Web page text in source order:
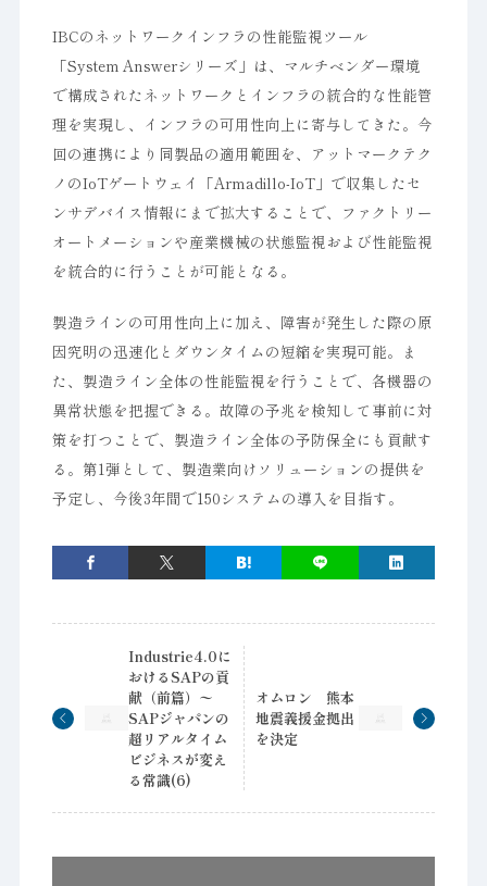
IBCのネットワークインフラの性能監視ツール
「System Answerシリーズ」は、マルチベンダー環境
で構成されたネットワークとインフラの統合的な性能管
理を実現し、インフラの可用性向上に寄与してきた。今
回の連携により同製品の適用範囲を、アットマークテク
ノのIoTゲートウェイ「Armadillo-IoT」で収集したセ
ンサデバイス情報にまで拡大することで、ファクトリー
オートメーションや産業機械の状態監視および性能監視
を統合的に行うことが可能となる。
製造ラインの可用性向上に加え、障害が発生した際の原
因究明の迅速化とダウンタイムの短縮を実現可能。ま
た、製造ライン全体の性能監視を行うことで、各機器の
異常状態を把握できる。故障の予兆を検知して事前に対
策を打つことで、製造ライン全体の予防保全にも貢献す
る。第1弾として、製造業向けソリューションの提供を
予定し、今後3年間で150システムの導入を目指す。
Industrie4.0に
おけるSAPの貢
献（前篇）〜
SAPジャパンの
超リアルタイム
ビジネスが変え
る常識(6)
オムロン 熊本
地震義援金拠出
を決定